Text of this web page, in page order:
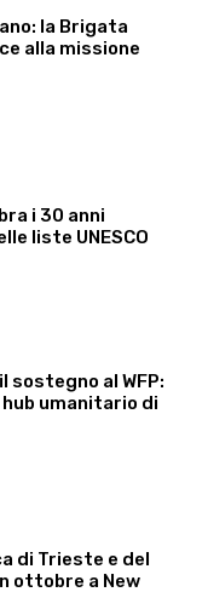
la Brigata
alla missione
i 30 anni
liste UNESCO
sostegno al WFP:
umanitario di
di Trieste e del
ottobre a New